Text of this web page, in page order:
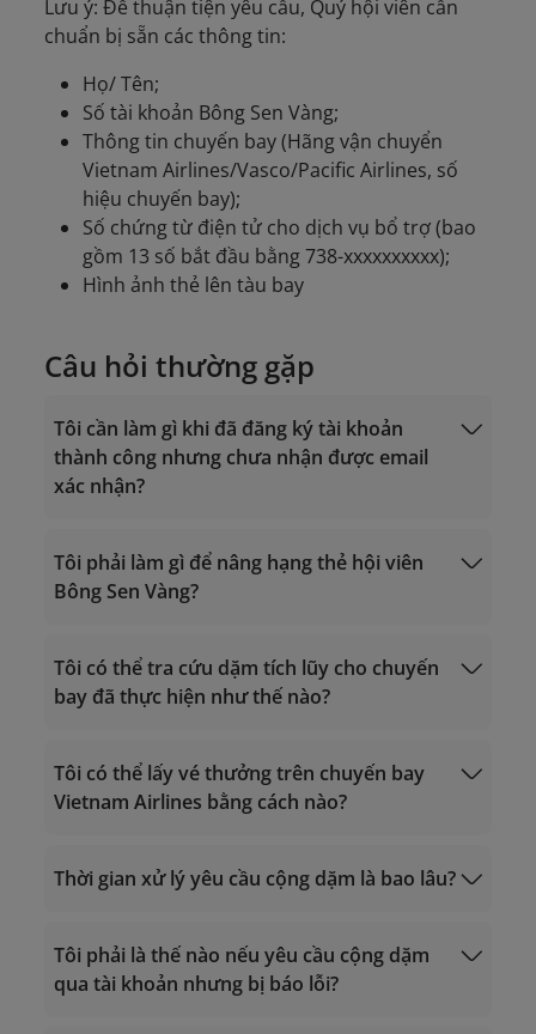
Lưu ý: Để thuận tiện yêu cầu, Quý hội viên cần
chuẩn bị sẵn các thông tin:
Họ/ Tên;
Số tài khoản Bông Sen Vàng;
Thông tin chuyến bay (Hãng vận chuyển
Vietnam Airlines/Vasco/Pacific Airlines, số
hiệu chuyến bay);
Số chứng từ điện tử cho dịch vụ bổ trợ (bao
gồm 13 số bắt đầu bằng 738-xxxxxxxxxx);
Hình ảnh thẻ lên tàu bay
Câu hỏi thường gặp
Tôi cần làm gì khi đã đăng ký tài khoản
thành công nhưng chưa nhận được email
xác nhận?
Giờ hoạt động 24/7
Gọi từ nước ngoài về Việt Nam: +84 24
38320320
Email:
(dành cho hội viên Triệu Dặm, Bạch
Kim, Vàng)
(dành cho hội viên Titan, Bạc, Đăng ký)
Tôi phải làm gì để nâng hạng thẻ hội viên
Bông Sen Vàng?
tiêu chí xét hạng
Mua dặm
nâng hạng thẻ từ đối tác
Phiên ngang hạng thẻ
Tôi có thể tra cứu dặm tích lũy cho chuyến
bay đã thực hiện như thế nào?
Tính dặm bay
Tôi có thể lấy vé thưởng trên chuyến bay
Vietnam Airlines bằng cách nào?
Thời gian xử lý yêu cầu cộng dặm là bao lâu?
Tôi phải là thế nào nếu yêu cầu cộng dặm
qua tài khoản nhưng bị báo lỗi?